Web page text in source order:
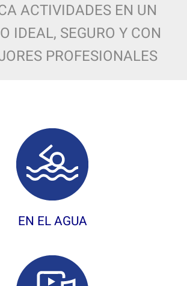
ACTIVIDADES EN UN
IDEAL, SEGURO Y CON
PROFESIONALES
EN EL AGUA